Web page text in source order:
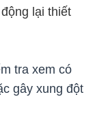
lại thiết
tra xem có
gây xung đột